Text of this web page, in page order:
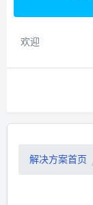
欢迎
解决方案首页